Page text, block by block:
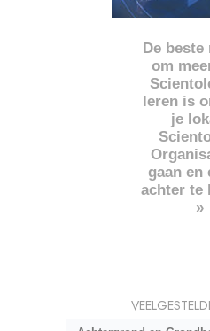
De beste
om
leren is
je
gaan en
achter te
»